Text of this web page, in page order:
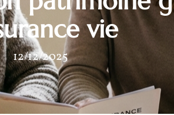
vie
12/12/2025